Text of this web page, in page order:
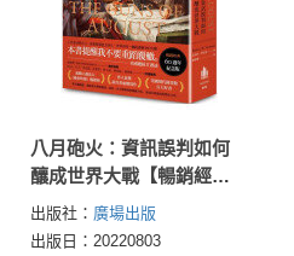
八月砲火：資訊誤判如何
釀成世界大戰【暢銷經典
60週年紀念版】
出版社： 廣場出版
出版日：20220803